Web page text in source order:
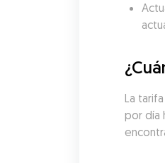
La
por día